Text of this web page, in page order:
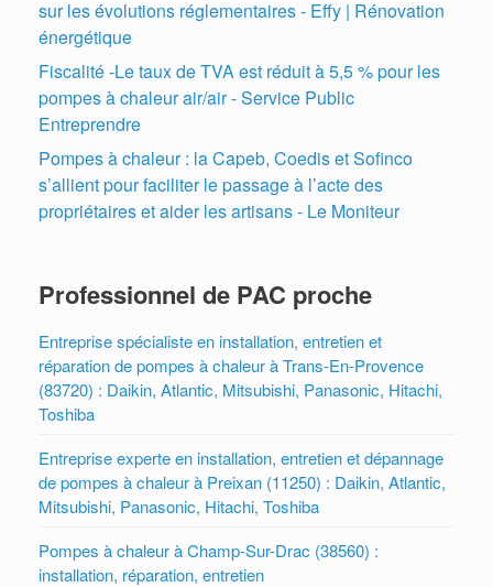
sur les évolutions réglementaires - Effy | Rénovation
énergétique
Fiscalité -Le taux de TVA est réduit à 5,5 % pour les
pompes à chaleur air/air - Service Public
Entreprendre
Pompes à chaleur : la Capeb, Coedis et Sofinco
s’allient pour faciliter le passage à l’acte des
propriétaires et aider les artisans - Le Moniteur
Professionnel de PAC proche
Entreprise spécialiste en installation, entretien et
réparation de pompes à chaleur à Trans-En-Provence
(83720) : Daikin, Atlantic, Mitsubishi, Panasonic, Hitachi,
Toshiba
Entreprise experte en installation, entretien et dépannage
de pompes à chaleur à Preixan (11250) : Daikin, Atlantic,
Mitsubishi, Panasonic, Hitachi, Toshiba
Pompes à chaleur à Champ-Sur-Drac (38560) :
installation, réparation, entretien